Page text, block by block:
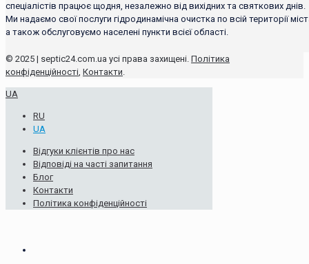
спеціалістів працює щодня, незалежно від вихідних та святкових днів.
Ми надаємо свої послуги гідродинамічна очистка по всій території
а також обслуговуємо населені пункти всієї області.
© 2025 | septic24.com.ua усі права захищені. Політика
конфіденційності, Контакти.
UA
RU
UA
Відгуки клієнтів про нас
Відповіді на часті запитання
Блог
Контакти
Політика конфіденційності